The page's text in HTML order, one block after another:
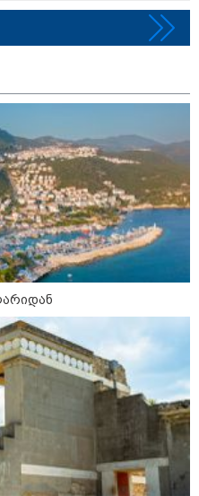
/ 08-08-2026
ცვლილებისთვის"
/ 08-08-2026
ბარამიძემ რაღაც
ჩამოაყალიბა,
ნამდვილად არ
წიხლი ივანიშვილის
დაფუძნებული
მსახურებისგან" -
სააკაშვილი
/ 08-08-2026
არის სამშობლოს
- როგორ ეხმაურება
გვარამია აგვისტოს ომთან
ირაკლი
განცხადებას?